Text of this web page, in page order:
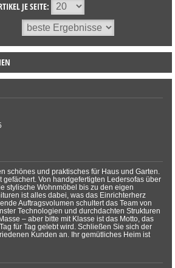
JE SEITE:
schönes und praktisches für Haus und Garten.
gefächert. Von handgefertigten Ledersofas über
stylische Wohnmöbel bis zu den eigen
ist alles dabei, was das Einrichterherz
Auftragsvolumen schultert das Team von
Technologien und durchdachten Strukturen
– aber bitte mit Klasse ist das Motto, das
für Tag gelebt wird. Schließen Sie sich der
Kunden an. Ihr gemütliches Heim ist